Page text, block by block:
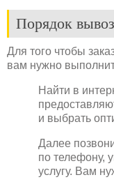
Порядок
Для того чтобы
вам нужно
Найти в
и выбрать
Далее
по телефону,
услугу. Вам